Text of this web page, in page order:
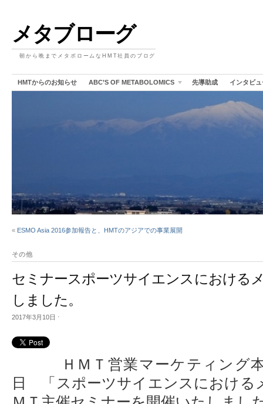
メタブローグ
朝から晩までメタボロームなHMT社員のブログ
HMTからのお知らせ ABC’S OF METABOLOMICS 先導助成 インタビュ
« ESMO Asia 2016参加報告と、HMTのアジアでの事業展開
その他
セミナースポーツサイエンスにおける
しました。
2017年3月10日 ⋅
ＨＭＴ営業マーケティン
日 「スポーツサイエンスにおける